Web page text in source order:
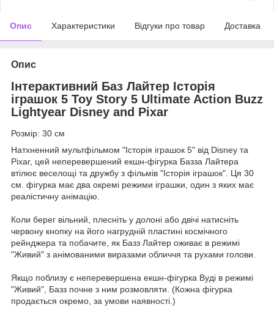
Опис Характеристики Відгуки про товар Доставка
Опис
Інтерактивний Баз Лайтер Історія
іграшок 5 Toy Story 5 Ultimate Action Buzz
Lightyear Disney and Pixar
Розмір: 30 см
Натхненний мультфільмом "Історія іграшок 5" від Disney та
Pixar, цей неперевершений екшн-фігурка Базза Лайтера
втілює веселощі та дружбу з фільмів "Історія іграшок". Ця 30
см. фігурка має два окремі режими іграшки, один з яких має
реалістичну анімацію.
Коли берег вільний, плесніть у долоні або двічі натисніть
червону кнопку на його нагрудній пластині космічного
рейнджера та побачите, як Базз Лайтер оживає в режимі
"Живий" з анімованими виразами обличчя та рухами голови.
Якщо поблизу є неперевершена екшн-фігурка Вуді в режимі
"Живий", Базз почне з ним розмовляти. (Кожна фігурка
продається окремо, за умови наявності.)